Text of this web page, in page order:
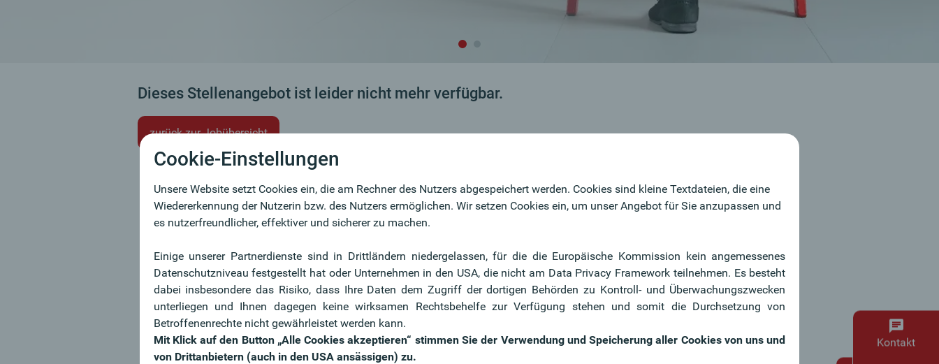
Dieses Stellenangebot ist leider nicht mehr verfügbar.
zurück zur Jobübersicht
Wofür stehen wir?
Benefits &
Auszeichnungen
Die Oberbank hat im Laufe der
Wir sind stolz auf die
Kontakt
Cookie-Einstellungen
Unsere Website setzt Cookies ein, die am Rechner des Nutzers abgespeichert werden. Cookies sind kleine Textdateien, die eine
Wiedererkennung der Nutzerin bzw. des Nutzers ermöglichen. Wir setzen Cookies ein, um unser Angebot für Sie anzupassen und
es nutzerfreundlicher, effektiver und sicherer zu machen.
Einige unserer Partnerdienste sind in Drittländern niedergelassen, für die die Europäische Kommission kein angemessenes
Datenschutzniveau festgestellt hat oder Unternehmen in den USA, die nicht am Data Privacy Framework teilnehmen. Es besteht
dabei insbesondere das Risiko, dass Ihre Daten dem Zugriff der dortigen Behörden zu Kontroll- und Überwachungszwecken
unterliegen und Ihnen dagegen keine wirksamen Rechtsbehelfe zur Verfügung stehen und somit die Durchsetzung von
Betroffenenrechte nicht gewährleistet werden kann.
Mit Klick auf den Button „Alle Cookies akzeptieren“ stimmen Sie der Verwendung und Speicherung aller Cookies von uns und
von Drittanbietern (auch in den USA ansässigen) zu.